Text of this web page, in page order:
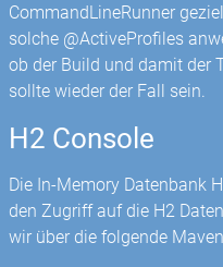
CommandLineRunner
solche @ActiveProfiles
ob der Build und damit der
sollte wieder der Fall sein.
H2 Console
Die In-Memory Datenbank
den Zugriff auf die H2
wir über die folgende